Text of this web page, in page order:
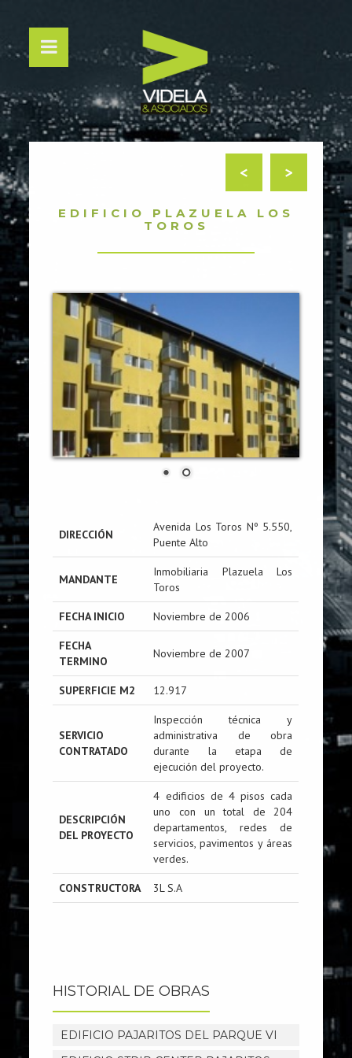
>
<
EDIFICIO PLAZUELA LOS
TOROS
DIRECCIÓN
Avenida Los Toros Nº 5.550,
Puente Alto
MANDANTE
Inmobiliaria Plazuela Los
Toros
FECHA INICIO Noviembre de 2006
FECHA
TERMINO
Noviembre de 2007
SUPERFICIE M2 12.917
SERVICIO
CONTRATADO
Inspección técnica y
administrativa de obra
durante la etapa de
ejecución del proyecto.
DESCRIPCIÓN
DEL PROYECTO
4 edificios de 4 pisos cada
uno con un total de 204
departamentos, redes de
servicios, pavimentos y áreas
verdes.
CONSTRUCTORA 3L S.A
HISTORIAL DE OBRAS
EDIFICIO PAJARITOS DEL PARQUE VI